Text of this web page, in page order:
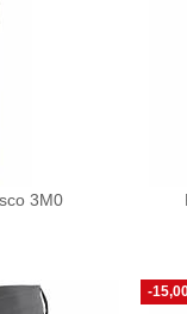
3M0
-